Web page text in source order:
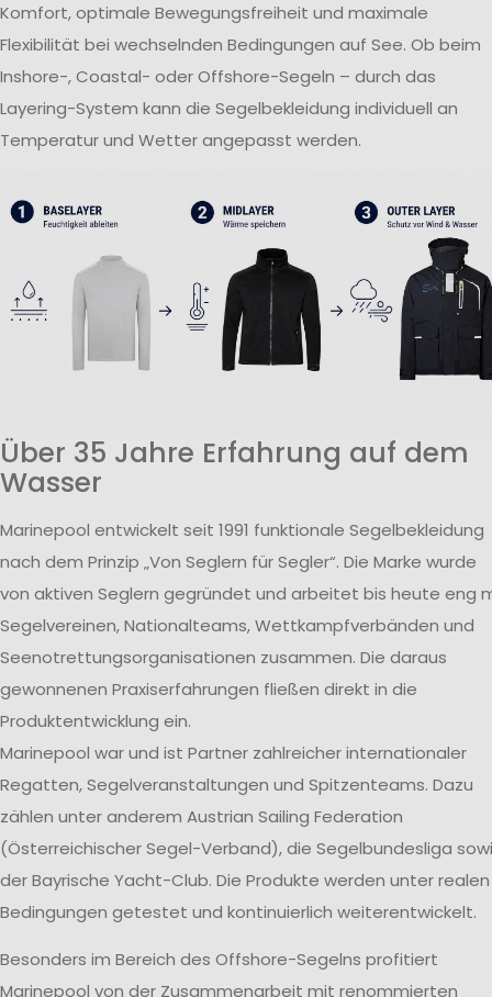
Komfort, optimale Bewegungsfreiheit und maximale
Flexibilität bei wechselnden Bedingungen auf See. Ob beim
Inshore-, Coastal- oder Offshore-Segeln – durch das
Layering-System kann die Segelbekleidung individuell an
Temperatur und Wetter angepasst werden.
Über 35 Jahre Erfahrung auf dem
Wasser
Marinepool entwickelt seit 1991 funktionale Segelbekleidung
nach dem Prinzip „Von Seglern für Segler“. Die Marke wurde
von aktiven Seglern gegründet und arbeitet bis heute eng
Segelvereinen, Nationalteams, Wettkampfverbänden und
Seenotrettungsorganisationen zusammen. Die daraus
gewonnenen Praxiserfahrungen fließen direkt in die
Produktentwicklung ein.
Marinepool war und ist Partner zahlreicher internationaler
Regatten, Segelveranstaltungen und Spitzenteams. Dazu
zählen unter anderem Austrian Sailing Federation
(Österreichischer Segel-Verband), die Segelbundesliga
der Bayrische Yacht-Club. Die Produkte werden unter realen
Bedingungen getestet und kontinuierlich weiterentwickelt.
Besonders im Bereich des Offshore-Segelns profitiert
Marinepool von der Zusammenarbeit mit renommierten